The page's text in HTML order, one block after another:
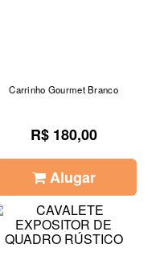
Carrinho Gourmet Branco
R$ 180,00
Alugar